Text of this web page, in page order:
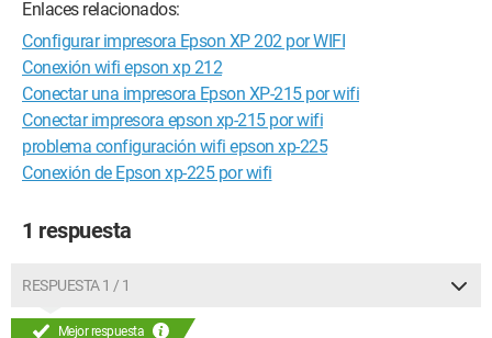
Enlaces relacionados:
Configurar impresora Epson XP 202 por WIFI
Conexión wifi epson xp 212
Conectar una impresora Epson XP-215 por wifi
Conectar impresora epson xp-215 por wifi
problema configuración wifi epson xp-225
Conexión de Epson xp-225 por wifi
1 respuesta
RESPUESTA 1 / 1
Mejor respuesta